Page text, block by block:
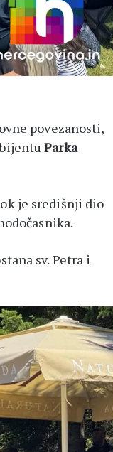
povezanosti,
Parka
je središnji dio
sv. Petra i